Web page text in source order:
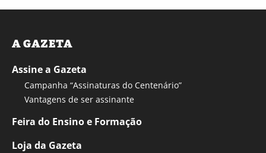
A GAZETA
Assine a Gazeta
Campanha “Assinaturas do Centenário”
Vantagens de ser assinante
Feira do Ensino e Formação
Loja da Gazeta